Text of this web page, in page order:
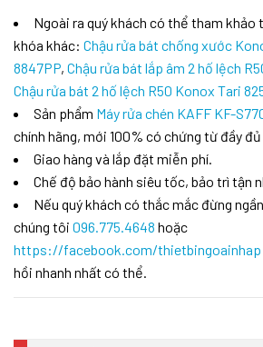
Ngoài ra quý khách có thể tham khảo
khóa khác: Chậu rửa bát chống xước
8847PP, Chậu rửa bát lắp âm 2 hố lệch
Chậu rửa bát 2 hố lệch R50 Konox Tari
Sản phẩm Máy rửa chén KAFF KF-
chính hãng, mới 100% có chứng từ đầy
Giao hàng và lắp đặt miễn phí.
Chế độ bảo hành siêu tốc, bảo trì tận
Nếu quý khách có thắc mắc đừng
chúng tôi 096.775.4648 hoặc
https://facebook.com/thietbingoainhap
hồi nhanh nhất có thể.